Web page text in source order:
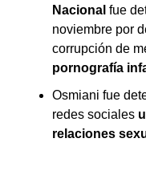
Nacional fue
noviembre por
corrupción de
pornografía
Osmiani fue
redes sociales
relaciones